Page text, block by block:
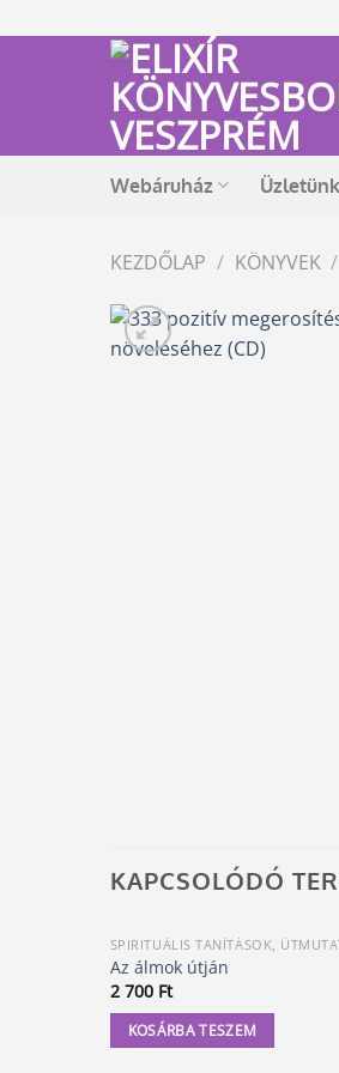
to
Webáruház Üzletünk
KEZDŐLAP / KÖNYVEK /
KAPCSOLÓDÓ
SPIRITUÁLIS TANÍTÁSOK,
Az álmok útján
2 700 Ft
KOSÁRBA TESZEM